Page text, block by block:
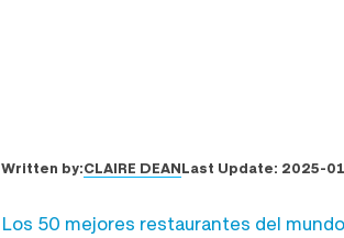
Written by:CLAIRE DEANLast Update: 2025-
Los 50 mejores restaurantes del mundo